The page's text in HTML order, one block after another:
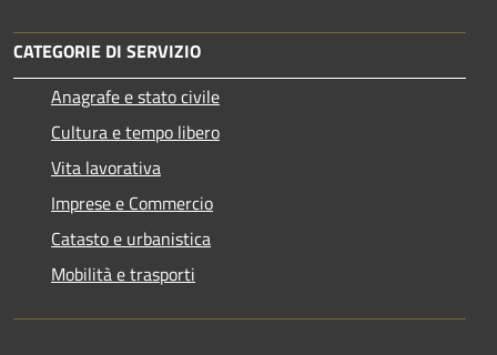
CATEGORIE DI SERVIZIO
Anagrafe e stato civile
Cultura e tempo libero
Vita lavorativa
Imprese e Commercio
Catasto e urbanistica
Mobilità e trasporti